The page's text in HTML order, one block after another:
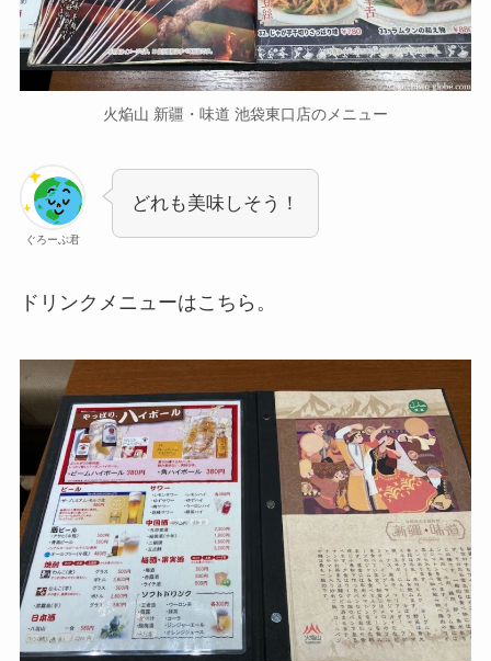
火焔山 新疆・味道 池袋東口店のメニュー
ぐろーぶ君
どれも美味しそう！
ドリンクメニューはこちら。